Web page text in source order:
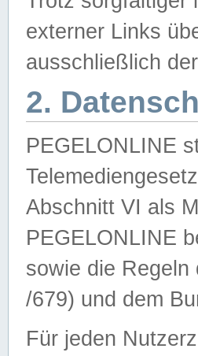
externer Links
ausschließlich
2.
PEGELONLINE
Abschnitt VI als
PEGELONLINE
sowie die Regeln
/679) und dem
Für jeden